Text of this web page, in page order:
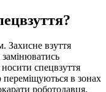
Захисне взуття
спецвзуття
в зонах
роботодавця,